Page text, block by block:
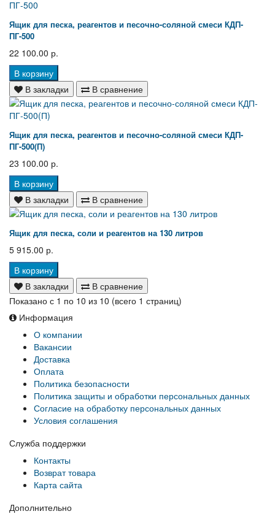
Ящик для песка, реагентов и песочно-соляной смеси КДП-
ПГ-500
22 100.00 р.
В корзину
В закладки
В сравнение
Ящик для песка, реагентов и песочно-соляной смеси КДП-
ПГ-500(П)
23 100.00 р.
В корзину
В закладки
В сравнение
Ящик для песка, соли и реагентов на 130 литров
5 915.00 р.
В корзину
В закладки
В сравнение
Показано с 1 по 10 из 10 (всего 1 страниц)
Информация
О компании
Вакансии
Доставка
Оплата
Политика безопасности
Политика защиты и обработки персональных данных
Согласие на обработку персональных данных
Условия соглашения
Служба поддержки
Контакты
Возврат товара
Карта сайта
Дополнительно